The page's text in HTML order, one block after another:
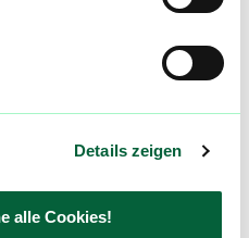
Details zeigen
alle Cookies!
Deinen Kommentaren
rechtzeitig über